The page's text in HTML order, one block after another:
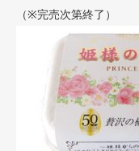
（※完売次第終了）